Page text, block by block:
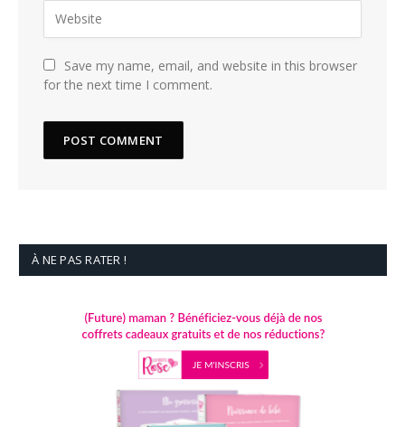
Save my name, email, and website in this browser
for the next time I comment.
À NE PAS RATER !